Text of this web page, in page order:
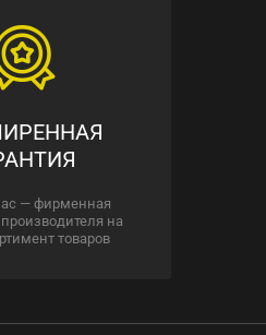
— фирменная
на
товаров